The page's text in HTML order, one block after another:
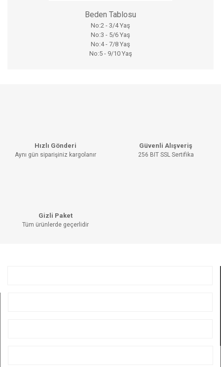
Beden Tablosu
No:2 - 3/4 Yaş
No:3 - 5/6 Yaş
No:4 - 7/8 Yaş
No:5 - 9/10 Yaş
Ürün açıklamasında eksik bilgiler bulunuyor.
Hızlı Gönderi
Aynı gün siparişiniz kargolanır
Güvenli Alışveriş
256 BIT SSL Sertifika
Gizli Paket
Tüm ürünlerde geçerlidir